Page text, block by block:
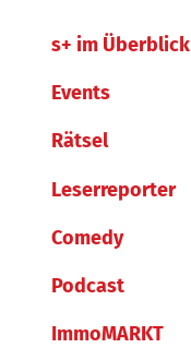
s+ im Überblick
Events
Rätsel
Leserreporter
Comedy
Podcast
ImmoMARKT